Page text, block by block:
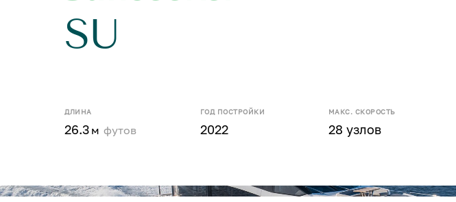
SU
ДЛИНА
26.3 м футов
ГОД ПОСТРОЙКИ
2022
МАКС. СКОРОСТЬ
28 узлов